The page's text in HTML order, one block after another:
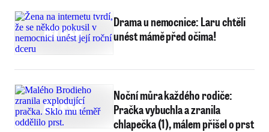
Drama u nemocnice: Laru chtěli
unést mámě před očima!
Noční můra každého rodiče:
Pračka vybuchla a zranila
chlapečka (1), málem přišel o prst